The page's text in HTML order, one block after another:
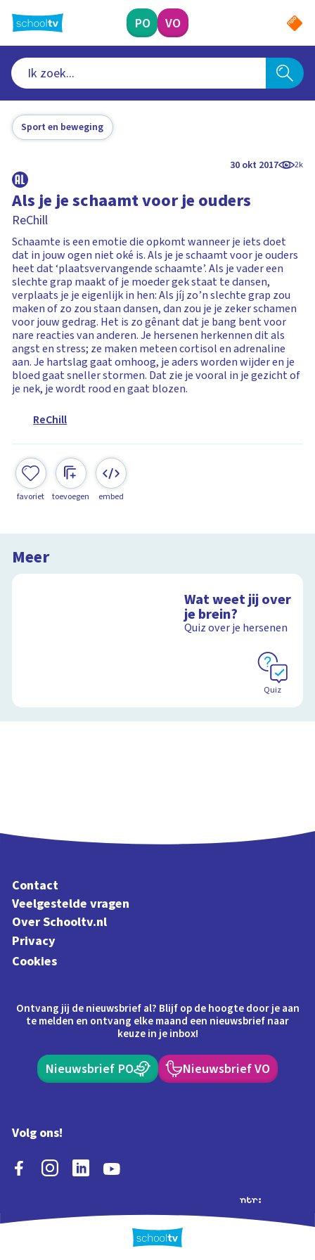
naar
hoofdinhoud
PO VO
Sport en beweging
30 okt 2017 2k
Als je je schaamt voor je ouders
ReChill
Schaamte is een emotie die opkomt wanneer je iets doet
dat in jouw ogen niet oké is. Als je je schaamt voor je ouders
heet dat ‘plaatsvervangende schaamte’. Als je vader een
slechte grap maakt of je moeder gek staat te dansen,
verplaats je je eigenlijk in hen: Als jíj zo’n slechte grap zou
maken of zo zou staan dansen, dan zou je je zeker schamen
voor jouw gedrag. Het is zo gênant dat je bang bent voor
nare reacties van anderen. Je hersenen herkennen dit als
angst en stress; ze maken meteen cortisol en adrenaline
aan. Je hartslag gaat omhoog, je aders worden wijder en je
bloed gaat sneller stormen. Dat zie je vooral in je gezicht of
je nek, je wordt rood en gaat blozen.
ReChill
favoriet toevoegen embed
Meer
Wat weet jij over
je brein?
Quiz over je hersenen
Quiz
Contact
Veelgestelde vragen
Over Schooltv.nl
Privacy
Cookies
Ontvang jij de nieuwsbrief al? Blijf op de hoogte door je aan
te melden en ontvang elke maand een nieuwsbrief naar
keuze in je inbox!
Nieuwsbrief PO Nieuwsbrief VO
Volg ons!